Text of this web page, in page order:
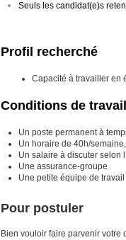
Seuls les candidat(e)s
Profil recherché
Capacité à travailler en
Conditions de travail
Un poste permanent à
Un horaire de 40h/
Un salaire à discuter selon
Une assurance-groupe
Une petite équipe de
Pour postuler
Bien vouloir faire parvenir votre